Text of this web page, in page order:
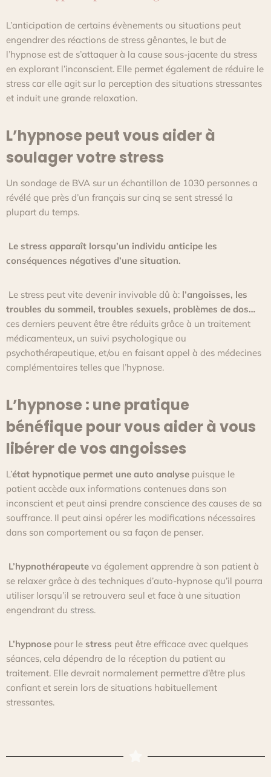
L’anticipation de certains évènements ou situations peut
engendrer des réactions de stress gênantes, le but de
l’hypnose est de s’attaquer à la cause sous-jacente du stress
en explorant l’inconscient. Elle permet également de réduire le
stress car elle agit sur la perception des situations stressantes
et induit une grande relaxation.
L’hypnose peut vous aider à
soulager votre stress
Un sondage de BVA sur un échantillon de 1030 personnes a
révélé que près d’un français sur cinq se sent stressé la
plupart du temps.
Le stress apparaît lorsqu’un individu anticipe les
conséquences négatives d’une situation.
Le stress peut vite devenir invivable dû à: l’angoisses, les
troubles du sommeil, troubles sexuels, problèmes de dos…
ces derniers peuvent être être réduits grâce à un traitement
médicamenteux, un suivi psychologique ou
psychothérapeutique, et/ou en faisant appel à des médecines
complémentaires telles que l’hypnose.
L’hypnose : une pratique
bénéfique pour vous aider à vous
libérer de vos angoisses
L’état hypnotique permet une auto analyse puisque le
patient accède aux informations contenues dans son
inconscient et peut ainsi prendre conscience des causes de sa
souffrance. Il peut ainsi opérer les modifications nécessaires
dans son comportement ou sa façon de penser.
L’hypnothérapeute va également apprendre à son patient à
se relaxer grâce à des techniques d’auto-hypnose qu’il pourra
utiliser lorsqu’il se retrouvera seul et face à une situation
engendrant du stress.
L’hypnose pour le stress peut être efficace avec quelques
séances, cela dépendra de la réception du patient au
traitement. Elle devrait normalement permettre d’être plus
confiant et serein lors de situations habituellement
stressantes.